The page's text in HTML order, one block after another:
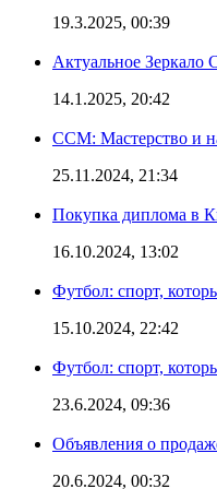
19.3.2025, 00:39
Актуальное
14.1.2025, 20:42
CCM: Мастерство и
25.11.2024, 21:34
Покупка диплома в
16.10.2024, 13:02
Футбол: спорт,
15.10.2024, 22:42
Футбол: спорт,
23.6.2024, 09:36
Объявления о
20.6.2024, 00:32